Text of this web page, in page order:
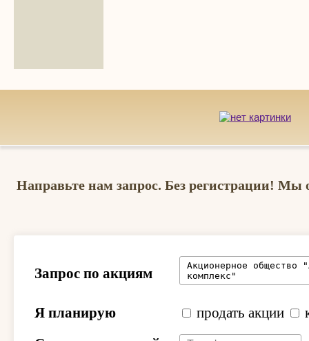
Направьте нам запрос. Без регистрации! Мы
Запрос по акциям
Я планирую продать акции